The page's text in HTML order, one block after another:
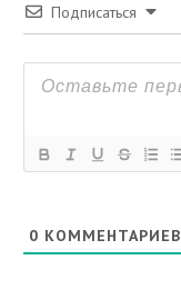
Подписаться
0 КОММЕНТАРИЕВ